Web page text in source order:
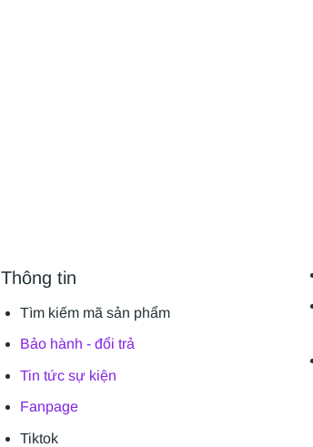
Thông tin
Tìm kiếm mã sản phẩm
Bảo hành - đổi trả
Tin tức sự kiện
Fanpage
Tiktok